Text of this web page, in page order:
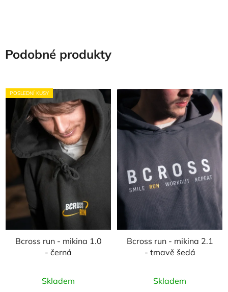
Podobné produkty
POSLEDNÍ KUSY
Bcross run - mikina 1.0
- černá
Skladem
Bcross run - mikina 2.1
- tmavě šedá
Skladem